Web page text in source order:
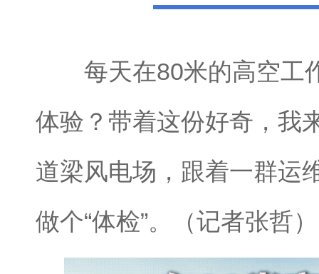
每天在80米的高空工
体验？带着这份好奇，我
道梁风电场，跟着一群运
做个“体检”。（记者张哲）